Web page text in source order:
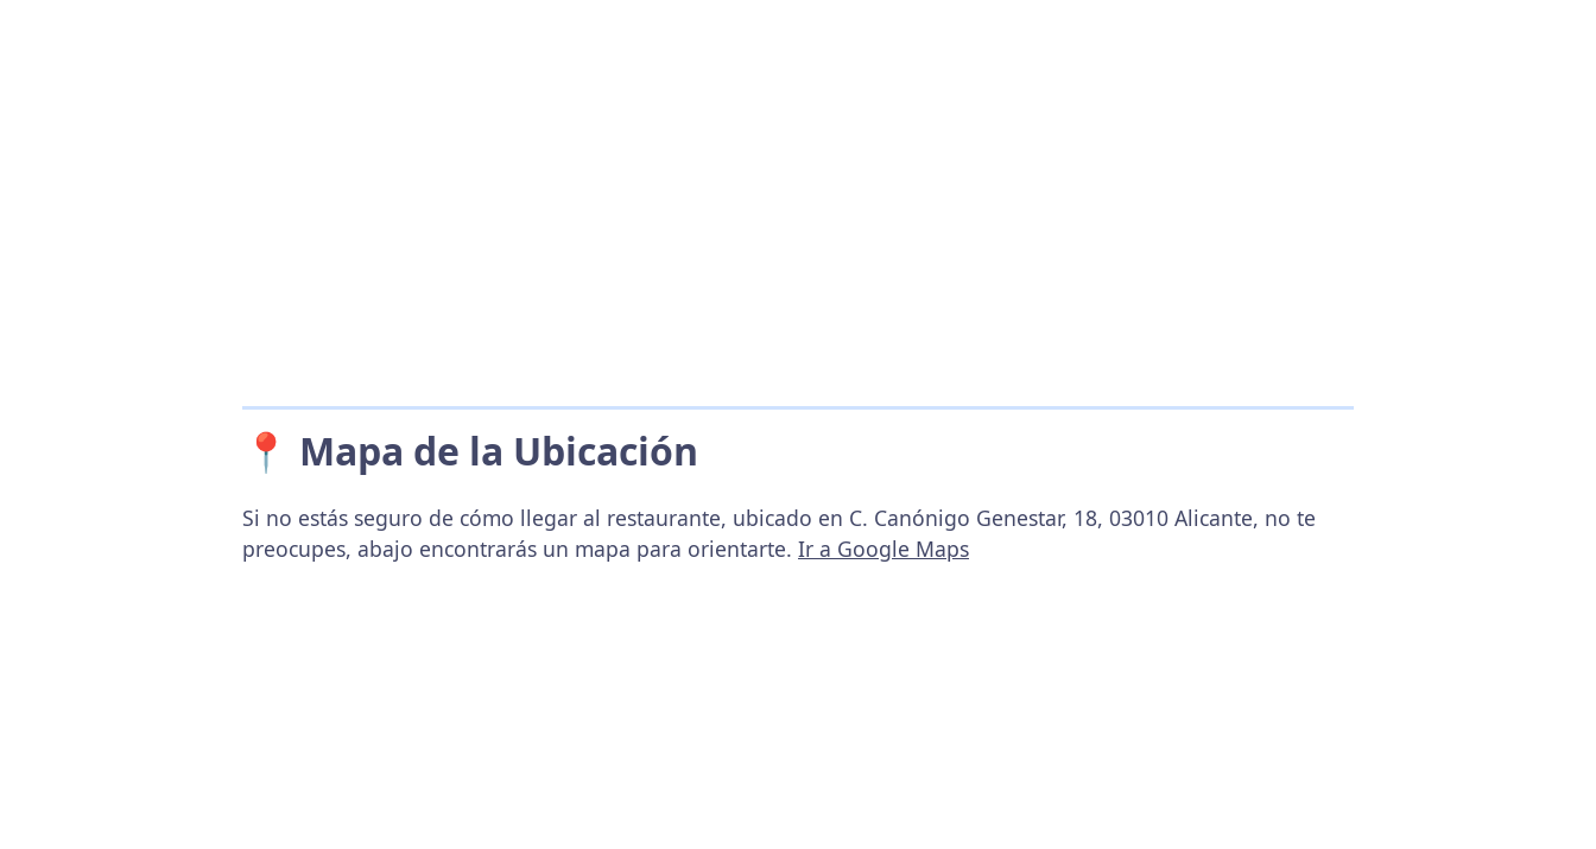
📍 Mapa de la Ubicación
Si no estás seguro de cómo llegar al restaurante, ubicado en C. Canónigo Genestar, 18, 03010 Alicante, no te
preocupes, abajo encontrarás un mapa para orientarte. Ir a Google Maps